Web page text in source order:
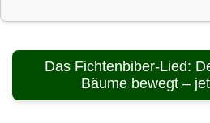
Das Fichtenbiber-Lied:
Bäume bewegt –